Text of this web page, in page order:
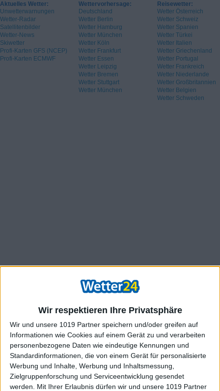
Wir respektieren Ihre Privatsphäre
Wir und unsere 1019 Partner speichern und/oder greifen auf
Informationen wie Cookies auf einem Gerät zu und verarbeiten
personenbezogene Daten wie eindeutige Kennungen und
Standardinformationen, die von einem Gerät für personalisierte
Werbung und Inhalte, Werbung und Inhaltsmessung,
Zielgruppenforschung und Serviceentwicklung gesendet
werden.
Mit Ihrer Erlaubnis dürfen wir und unsere 1019 Partner
Aktuelles Wetter:
Unwetterwarnungen
Wetter-Radar
Satellitenbilder
Wetter-News
Skiwetter
Profi-Karten GFS (NCEP)
Profi-Karten ECMWF
Wettervorhersage:
Deutschland
Wetter Berlin
Wetter Hamburg
Wetter München
Wetter Köln
Wetter Frankfurt
Wetter Essen
Wetter Leipzig
Wetter Bremen
Wetter Stuttgart
Wetter München
Reisewetter:
Wetter Österreich
Wetter Schweiz
Wetter Spanien
Wetter Türkei
Wetter Italien
Wetter Griechenland
Wetter Portugal
Wetter Frankreich
Wetter Niederlande
Wetter Großbritannien
Wetter Belgien
Wetter Schweden